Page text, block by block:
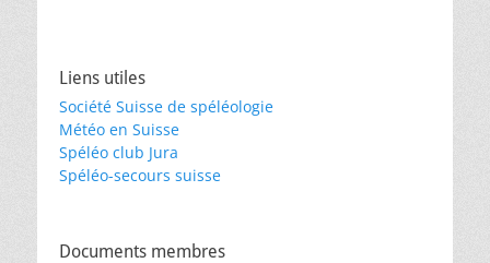
Liens utiles
Société Suisse de spéléologie
Météo en Suisse
Spéléo club Jura
Spéléo-secours suisse
Documents membres